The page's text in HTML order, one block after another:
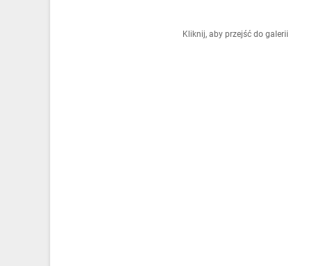
Kliknij, aby przejść do galerii